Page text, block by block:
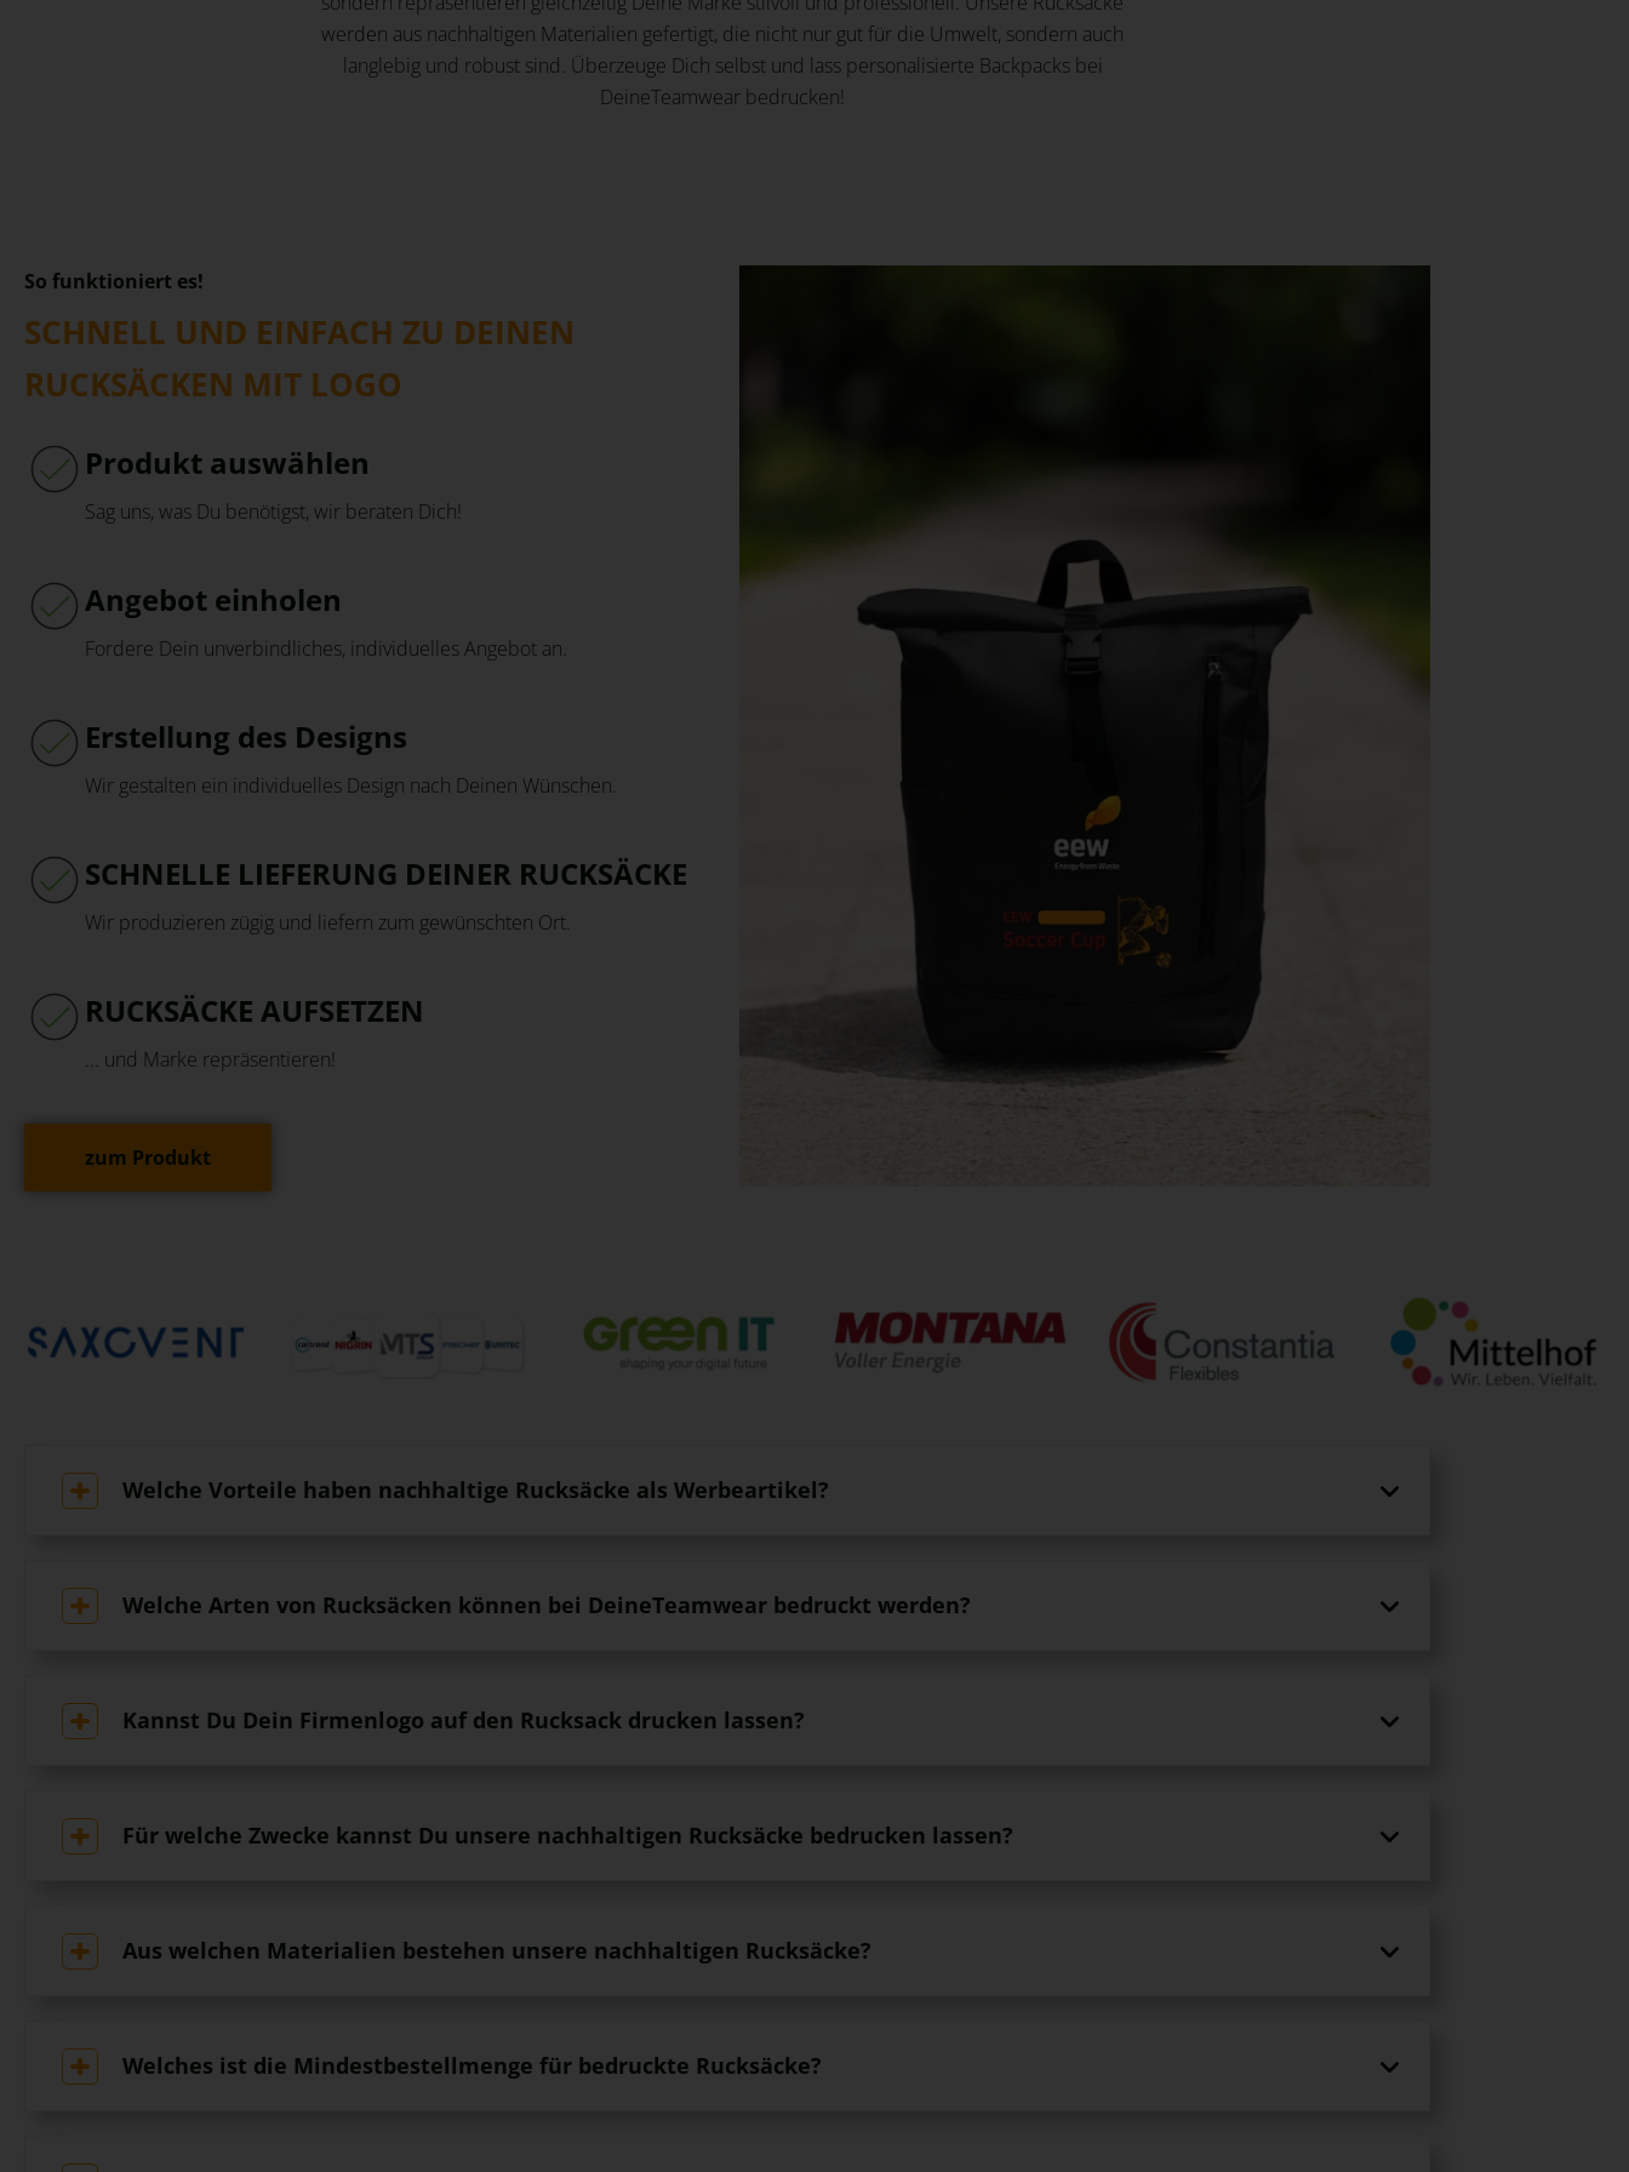
werden aus nachhaltigen Materialien gefertigt, die nicht nur gut für die Umwelt, sondern auch
langlebig und robust sind. Überzeuge Dich selbst und lass personalisierte Backpacks bei
DeineTeamwear bedrucken!
So funktioniert es!
SCHNELL UND EINFACH ZU DEINEN
RUCKSÄCKEN MIT LOGO
Produkt auswählen
Sag uns, was Du benötigst, wir beraten Dich!
Angebot einholen
Fordere Dein unverbindliches, individuelles Angebot an.
Erstellung des Designs
Wir gestalten ein individuelles Design nach Deinen Wünschen.
SCHNELLE LIEFERUNG DEINER RUCKSÄCKE
Wir produzieren zügig und liefern zum gewünschten Ort.
RUCKSÄCKE AUFSETZEN
... und Marke repräsentieren!
zum Produkt
Welche Vorteile haben nachhaltige Rucksäcke als Werbeartikel?
Welche Arten von Rucksäcken können bei DeineTeamwear bedruckt werden?
Kannst Du Dein Firmenlogo auf den Rucksack drucken lassen?
Für welche Zwecke kannst Du unsere nachhaltigen Rucksäcke bedrucken lassen?
Aus welchen Materialien bestehen unsere nachhaltigen Rucksäcke?
Welches ist die Mindestbestellmenge für bedruckte Rucksäcke?